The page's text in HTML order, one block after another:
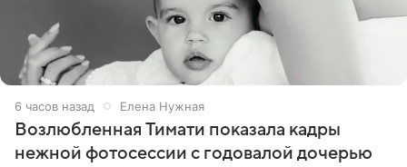
6 часов назад Елена Нужная
Возлюбленная Тимати показала кадры
нежной фотосессии с годовалой дочерью